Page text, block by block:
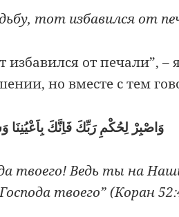
тот избавился от
избавился от печали”, –
но вместе с тем
وَاصْبِرْ لِحُكْمِ رَبِّكَ فَاِنَّكَ
твоего! Ведь ты на
твоего” (Коран